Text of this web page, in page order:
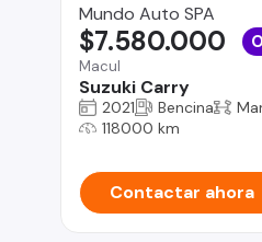
Mundo Auto SPA
Macul
Suzuki Carry
$7.580.000
2021 Bencina
118000 km
Contactar ahora